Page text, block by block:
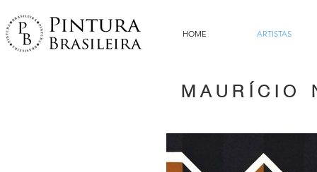
HOME ARTISTAS
MAURÍCIO